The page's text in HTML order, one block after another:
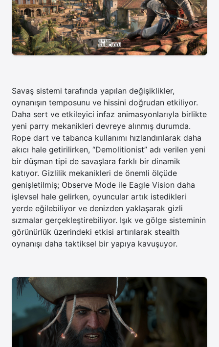
Savaş sistemi tarafında yapılan değişiklikler,
oynanışın temposunu ve hissini doğrudan etkiliyor.
Daha sert ve etkileyici infaz animasyonlarıyla birlikte
yeni parry mekanikleri devreye alınmış durumda.
Rope dart ve tabanca kullanımı hızlandırılarak daha
akıcı hale getirilirken, “Demolitionist” adı verilen yeni
bir düşman tipi de savaşlara farklı bir dinamik
katıyor. Gizlilik mekanikleri de önemli ölçüde
genişletilmiş; Observe Mode ile Eagle Vision daha
işlevsel hale gelirken, oyuncular artık istedikleri
yerde eğilebiliyor ve denizden yaklaşarak gizli
sızmalar gerçekleştirebiliyor. Işık ve gölge sisteminin
görünürlük üzerindeki etkisi artırılarak stealth
oynanışı daha taktiksel bir yapıya kavuşuyor.